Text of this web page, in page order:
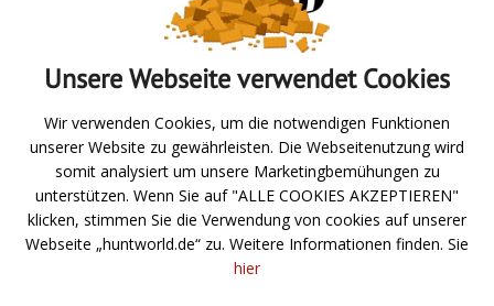
Angeln
Jagd- und Schießsport
Über uns
Unsere Webseite verwendet Cookies
Wir verwenden Cookies, um die notwendigen Funktionen
unserer Website zu gewährleisten. Die Webseitenutzung wird
somit analysiert um unsere Marketingbemühungen zu
unterstützen. Wenn Sie auf "ALLE COOKIES AKZEPTIEREN"
klicken, stimmen Sie die Verwendung von cookies auf unserer
Webseite „huntworld.de“ zu. Weitere Informationen finden. Sie
hier